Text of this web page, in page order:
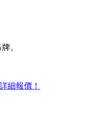
。
細報價！